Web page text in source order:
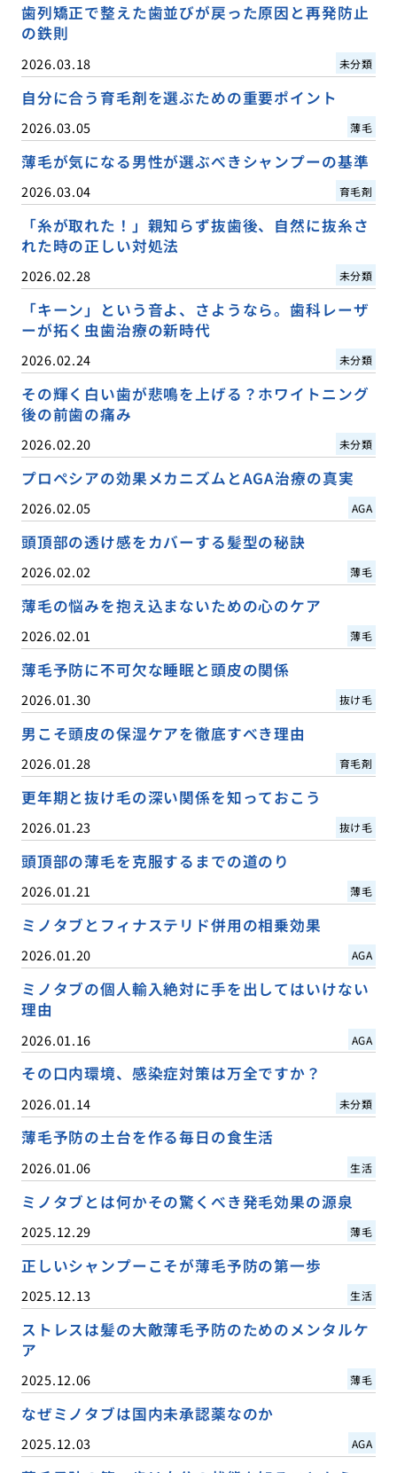
歯列矯正で整えた歯並びが戻った原因と再発防止
の鉄則
2026.03.18 未分類
自分に合う育毛剤を選ぶための重要ポイント
2026.03.05 薄毛
薄毛が気になる男性が選ぶべきシャンプーの基準
2026.03.04 育毛剤
「糸が取れた！」親知らず抜歯後、自然に抜糸さ
れた時の正しい対処法
2026.02.28 未分類
「キーン」という音よ、さようなら。歯科レーザ
ーが拓く虫歯治療の新時代
2026.02.24 未分類
その輝く白い歯が悲鳴を上げる？ホワイトニング
後の前歯の痛み
2026.02.20 未分類
プロペシアの効果メカニズムとAGA治療の真実
2026.02.05 AGA
頭頂部の透け感をカバーする髪型の秘訣
2026.02.02 薄毛
薄毛の悩みを抱え込まないための心のケア
2026.02.01 薄毛
薄毛予防に不可欠な睡眠と頭皮の関係
2026.01.30 抜け毛
男こそ頭皮の保湿ケアを徹底すべき理由
2026.01.28 育毛剤
更年期と抜け毛の深い関係を知っておこう
2026.01.23 抜け毛
頭頂部の薄毛を克服するまでの道のり
2026.01.21 薄毛
ミノタブとフィナステリド併用の相乗効果
2026.01.20 AGA
ミノタブの個人輸入絶対に手を出してはいけない
理由
2026.01.16 AGA
その口内環境、感染症対策は万全ですか？
2026.01.14 未分類
薄毛予防の土台を作る毎日の食生活
2026.01.06 生活
ミノタブとは何かその驚くべき発毛効果の源泉
2025.12.29 薄毛
正しいシャンプーこそが薄毛予防の第一歩
2025.12.13 生活
ストレスは髪の大敵薄毛予防のためのメンタルケ
ア
2025.12.06 薄毛
なぜミノタブは国内未承認薬なのか
2025.12.03 AGA